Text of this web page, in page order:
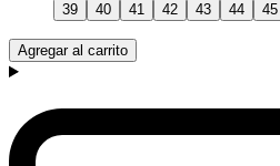
39 40 41 42 43 44 45
Agregar al carrito